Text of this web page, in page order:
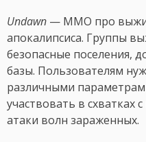
Undawn — MMO про
апокалипсиса. Группы
безопасные поселения,
базы. Пользователям
различными
участвовать в схватках
атаки волн зараженных.